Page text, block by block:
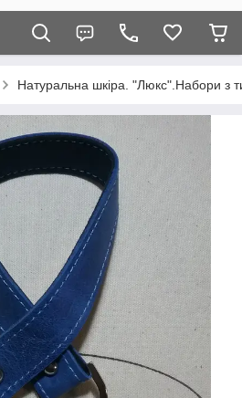
Натуральна шкіра. "Люкс".Набори з